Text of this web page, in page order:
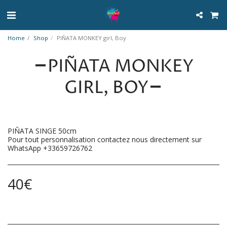
Home Shop PIÑATA MONKEY girl, Boy
PIÑATA MONKEY
GIRL, BOY
PIÑATA SINGE 50cm
Pour tout personnalisation contactez nous directement sur
WhatsApp +33659726762
40€